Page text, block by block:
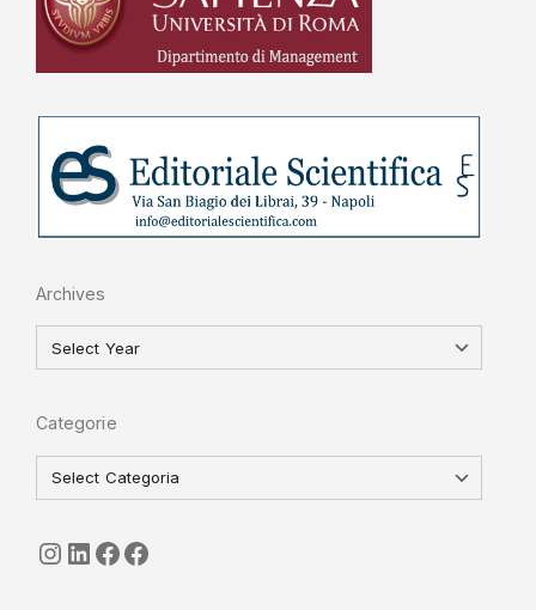
Archives
Categorie
seguici
LinkedIn
ISGI-CNRSapienza